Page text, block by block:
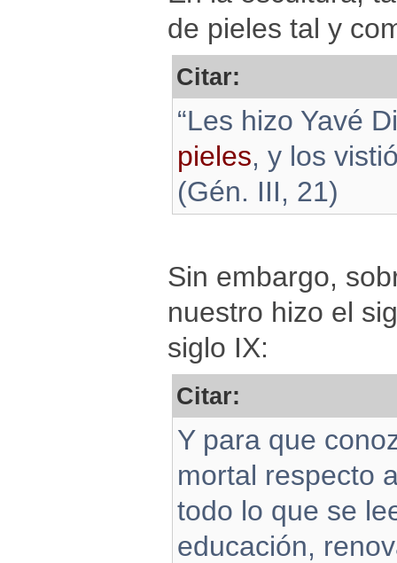
de pieles tal y
Citar:
“Les hizo Yavé
pieles, y los
(Gén. III, 21)
Sin embargo,
nuestro hizo el
siglo IX:
Citar:
Y para que
mortal respecto
todo lo que se
educación,